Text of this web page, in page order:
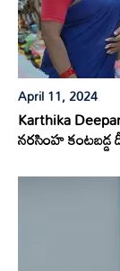
April 11, 2024
Karthika
నరసింహ కంటబడ్డ